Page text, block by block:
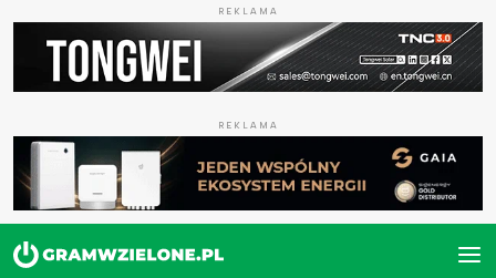
REKLAMA
REKLAMA